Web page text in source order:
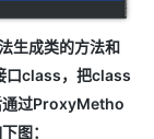
生成类的方法和
口class，把class
通过ProxyMetho
图：